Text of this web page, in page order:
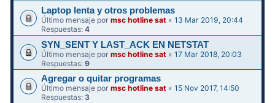
Laptop lenta y otros problemas
Último mensaje pormsc hotline sat «13 Mar 2019, 20:44
Respuestas:4
SYN_SENT Y LAST_ACK EN NETSTAT
Último mensaje pormsc hotline sat «17 Mar 2018, 20:03
Respuestas:9
Agregar o quitar programas
Último mensaje pormsc hotline sat «15 Nov 2017, 14:50
Respuestas:3